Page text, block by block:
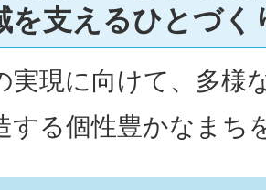
を支えるひとづく
実現に向けて、多様
する個性豊かなまち